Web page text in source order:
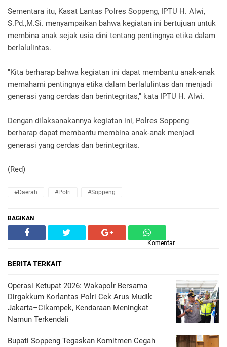
Sementara itu, Kasat Lantas Polres Soppeng, IPTU H. Alwi,
S.Pd.,M.Si. menyampaikan bahwa kegiatan ini bertujuan untuk
membina anak sejak usia dini tentang pentingnya etika dalam
berlalulintas.
"Kita berharap bahwa kegiatan ini dapat membantu anak-anak
memahami pentingnya etika dalam berlalulintas dan menjadi
generasi yang cerdas dan berintegritas," kata IPTU H. Alwi.
Dengan dilaksanakannya kegiatan ini, Polres Soppeng
berharap dapat membantu membina anak-anak menjadi
generasi yang cerdas dan berintegritas.
(Red)
#Daerah #Polri #Soppeng
BAGIKAN
Komentar
BERITA TERKAIT
Operasi Ketupat 2026: Wakapolr Bersama
Dirgakkum Korlantas Polri Cek Arus Mudik
Jakarta–Cikampek, Kendaraan Meningkat
Namun Terkendali
Bupati Soppeng Tegaskan Komitmen Cegah